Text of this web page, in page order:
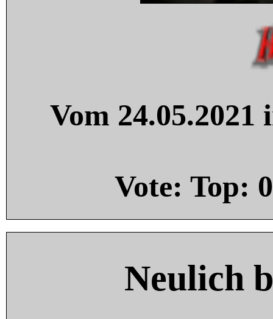
Vom
Vote: Top: 0
Neulich